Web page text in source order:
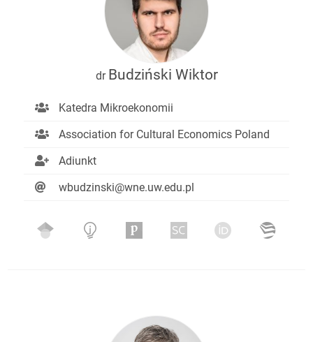
dr Budziński Wiktor
Katedra Mikroekonomii
Association for Cultural Economics Poland
Adiunkt
wbudzinski@wne.uw.edu.pl